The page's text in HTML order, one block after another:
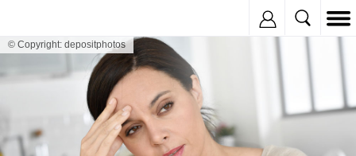
© Copyright: depositphotos